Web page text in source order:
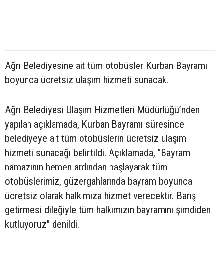
Ağrı Belediyesine ait tüm otobüsler Kurban Bayramı
boyunca ücretsiz ulaşım hizmeti sunacak.
Ağrı Belediyesi Ulaşım Hizmetleri Müdürlüğü’nden
yapılan açıklamada, Kurban Bayramı süresince
belediyeye ait tüm otobüslerin ücretsiz ulaşım
hizmeti sunacağı belirtildi. Açıklamada, "Bayram
namazının hemen ardından başlayarak tüm
otobüslerimiz, güzergahlarında bayram boyunca
ücretsiz olarak halkımıza hizmet verecektir. Barış
getirmesi dileğiyle tüm halkımızın bayramını şimdiden
kutluyoruz" denildi.